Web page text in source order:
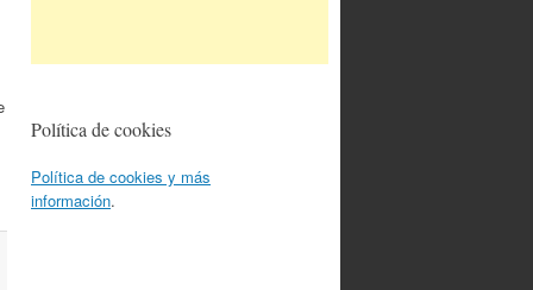
Política de cookies
Política de cookies y más
información.